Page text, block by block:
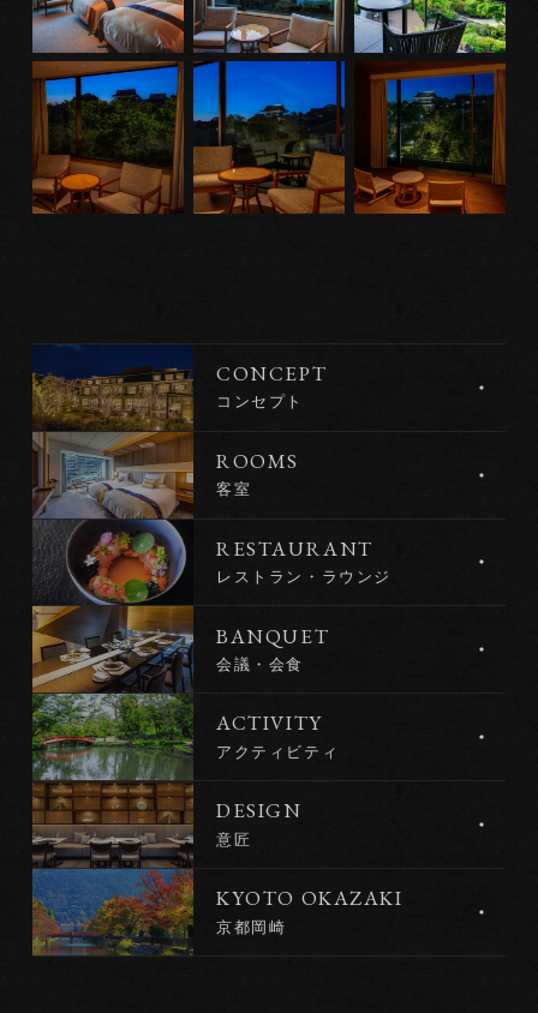
CONCEPT
コンセプト
ROOMS
客室
RESTAURANT
レストラン・ラウンジ
BANQUET
会議・会食
ACTIVITY
アクティビティ
DESIGN
意匠
KYOTO OKAZAKI
京都岡崎